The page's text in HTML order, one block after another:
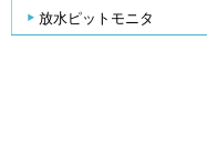
放水ピットモニタ